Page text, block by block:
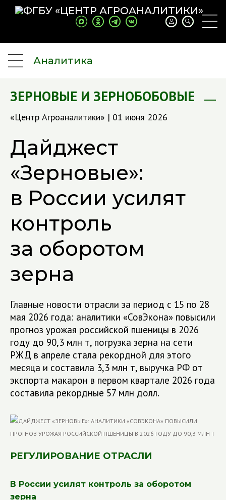
Аналитика
ЗЕРНОВЫЕ И ЗЕРНОБОБОВЫЕ
«Центр Агроаналитики» | 01 июня 2026
Дайджест
«Зерновые»:
в России усилят
контроль
за оборотом
зерна
Главные новости отрасли за период с 15 по 28
мая 2026 года: аналитики «СовЭкона» повысили
прогноз урожая российской пшеницы в 2026
году до 90,3 млн т, погрузка зерна на сети
РЖД в апреле стала рекордной для этого
месяца и составила 3,3 млн т, выручка РФ от
экспорта макарон в первом квартале 2026 года
составила рекордные 57 млн долл.
РЕГУЛИРОВАНИЕ ОТРАСЛИ
В России усилят контроль за оборотом
зерна